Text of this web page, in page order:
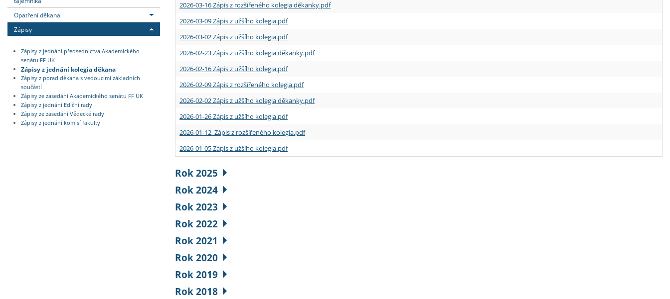
Opatření děkana
Zápisy
Zápisy z jednání předsednictva Akademického
senátu FF UK
Zápisy z jednání kolegia děkana
Zápisy z porad děkana s vedoucími základních
součástí
Zápisy ze zasedání Akademického senátu FF UK
Zápisy z jednání Ediční rady
Zápisy ze zasedání Vědecké rady
Zápisy z jednání komisí fakulty
2026-03-16 Zápis z rozšířeného kolegia děkanky.pdf
2026-03-09 Zápis z užšího kolegia.pdf
2026-03-02 Zápis z užšího kolegia.pdf
2026-02-23 Zápis z užšího kolegia děkanky.pdf
2026-02-16 Zápis z užšího kolegia.pdf
2026-02-09 Zápis z rozšířeného kolegia.pdf
2026-02-02 Zápis z užšího kolegia děkanky.pdf
2026-01-26 Zápis z užšího kolegia.pdf
2026-01-12 Zápis z rozšířeného kolegia.pdf
2026-01-05 Zápis z užšího kolegia.pdf
Rok 2025
Rok 2024
Rok 2023
Rok 2022
Rok 2021
Rok 2020
Rok 2019
Rok 2018